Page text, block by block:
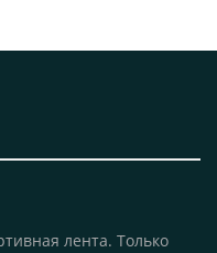
лента. Только